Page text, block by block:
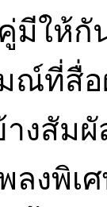
มีให้กั
ณ์ที่สื่
งสัม
ลงพิเ